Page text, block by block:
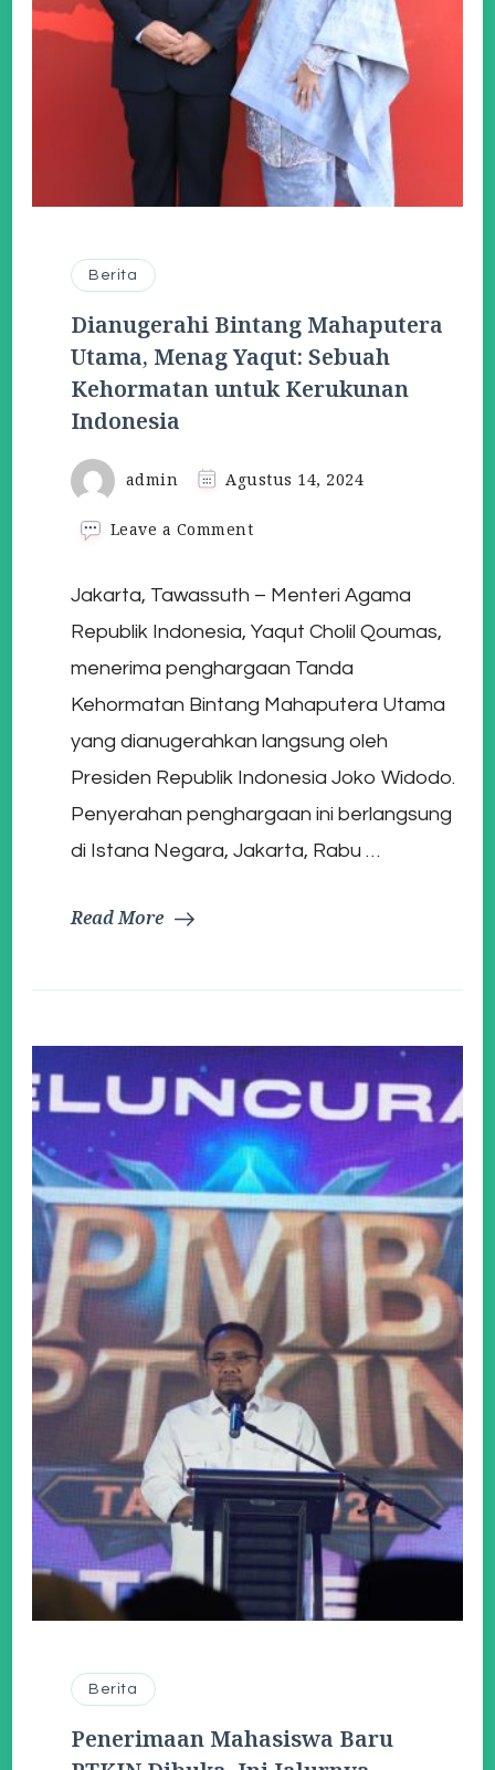
Berita
Dianugerahi Bintang Mahaputera
Utama, Menag Yaqut: Sebuah
Kehormatan untuk Kerukunan
Indonesia
admin Agustus 14, 2024
Leave a Commenton
Mahaputera
Utama,
Menag
Yaqut:
Kehormatan
untuk
Indonesia
Jakarta, Tawassuth – Menteri Agama
Republik Indonesia, Yaqut Cholil Qoumas,
menerima penghargaan Tanda
Kehormatan Bintang Mahaputera Utama
yang dianugerahkan langsung oleh
Presiden Republik Indonesia Joko Widodo.
Penyerahan penghargaan ini berlangsung
di Istana Negara, Jakarta, Rabu …
Read More
Berita
Penerimaan Mahasiswa Baru